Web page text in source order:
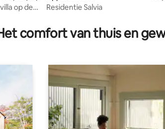
op de
Residentie Salvia
comfort van thuis en